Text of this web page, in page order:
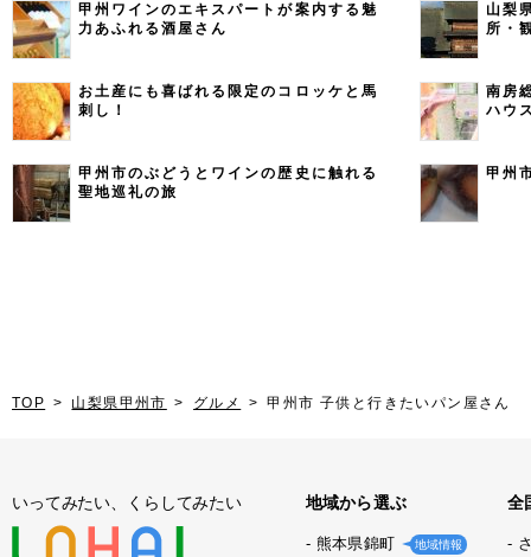
甲州ワインのエキスパートが案内する魅
力あふれる酒屋さん
山梨
所・
お土産にも喜ばれる限定のコロッケと馬
刺し！
南房
ハウ
甲州市のぶどうとワインの歴史に触れる
聖地巡礼の旅
甲州
TOP 山梨県甲州市 グルメ 甲州市 子供と行きたいパン屋さん
いってみたい、くらしてみたい 地域から選ぶ
熊本県錦町 地域情報
全